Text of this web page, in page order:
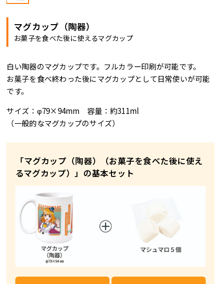
マグカップ（陶器）
お菓子を食べた後に使えるマグカップ
白い陶器のマグカップです。フルカラー印刷が可能です。
お菓子を食べ終わった後にマグカップとして日常使いが可能
です。
サイズ：φ79×94mm 容量：約311ml
（一般的なマグカップのサイズ）
「マグカップ（陶器）（お菓子を食べた後に使え
るマグカップ）」の基本セット